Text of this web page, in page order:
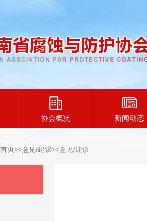
协会概况 新闻动态
首页>>意见/建议>>意见/建议